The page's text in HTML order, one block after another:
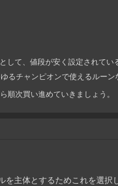
して、値段が安く設定されてい
るチャンピオンで使えるルーン
順次買い進めていきましょう。
を主体とするためこれを選択